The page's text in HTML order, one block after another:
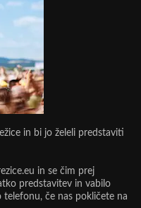
in bi jo želeli predstaviti
in se čim prej
predstavitev in vabilo
če nas pokličete na